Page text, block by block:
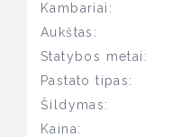
Kambariai:
Aukštas:
Statybos metai:
Pastato tipas:
Šildymas:
Kaina: